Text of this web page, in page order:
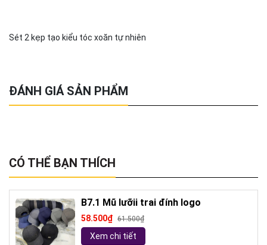
Sét 2 kẹp tạo kiểu tóc xoăn tự nhiên
ĐÁNH GIÁ SẢN PHẨM
CÓ THỂ BẠN THÍCH
B7.1 Mũ lưỡii trai đính logo
58.500₫ 61.500₫
Xem chi tiết